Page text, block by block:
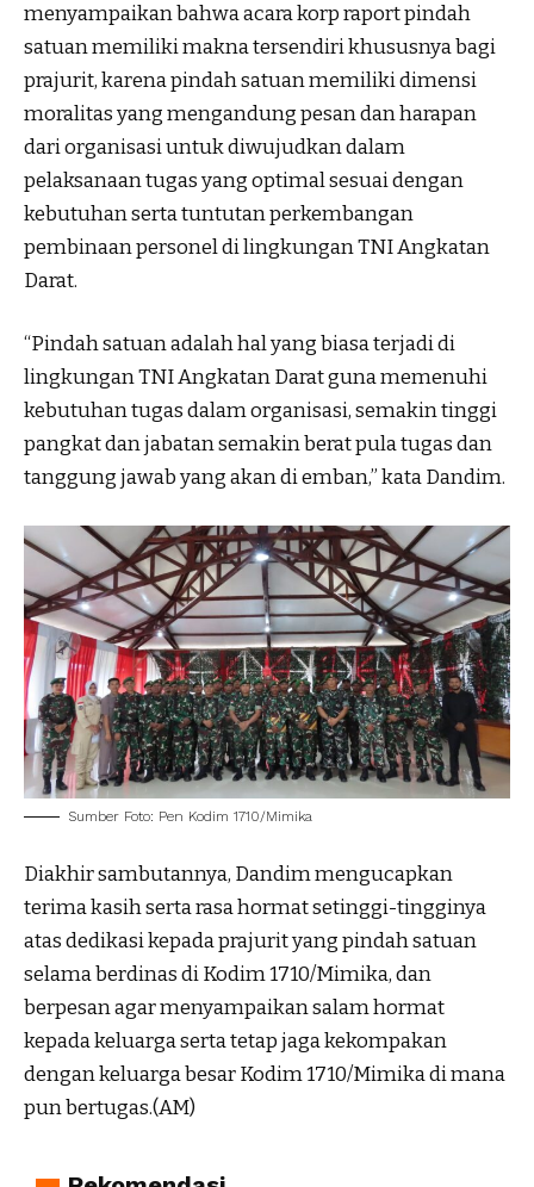
menyampaikan bahwa acara korp raport pindah
satuan memiliki makna tersendiri khususnya bagi
prajurit, karena pindah satuan memiliki dimensi
moralitas yang mengandung pesan dan harapan
dari organisasi untuk diwujudkan dalam
pelaksanaan tugas yang optimal sesuai dengan
kebutuhan serta tuntutan perkembangan
pembinaan personel di lingkungan TNI Angkatan
Darat.
“Pindah satuan adalah hal yang biasa terjadi di
lingkungan TNI Angkatan Darat guna memenuhi
kebutuhan tugas dalam organisasi, semakin tinggi
pangkat dan jabatan semakin berat pula tugas dan
tanggung jawab yang akan di emban,” kata Dandim.
Sumber Foto: Pen Kodim 1710/Mimika
Diakhir sambutannya, Dandim mengucapkan
terima kasih serta rasa hormat setinggi-tingginya
atas dedikasi kepada prajurit yang pindah satuan
selama berdinas di Kodim 1710/Mimika, dan
berpesan agar menyampaikan salam hormat
kepada keluarga serta tetap jaga kekompakan
dengan keluarga besar Kodim 1710/Mimika di mana
pun bertugas.(AM)